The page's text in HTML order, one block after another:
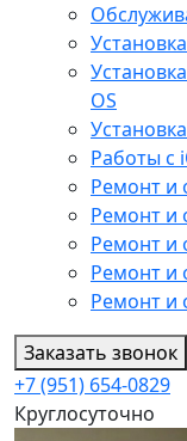
OS
Работы с
Ремонт и
Ремонт и
Ремонт и
Ремонт и
Ремонт и
Заказать звонок
+7 (951) 654-0829
Круглосуточно